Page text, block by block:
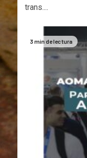
trans....
3 min de lectura